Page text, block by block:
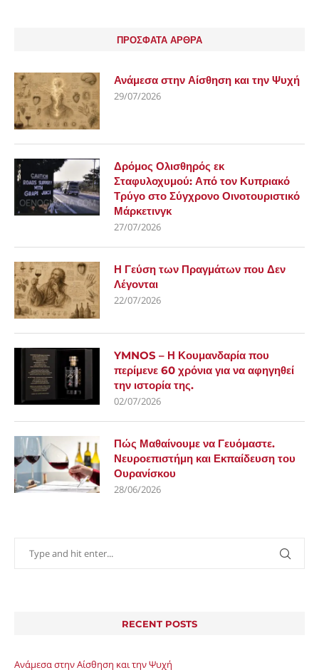
ΠΡΟΣΦΑΤΑ ΑΡΘΡΑ
Ανάμεσα στην Αίσθηση και την Ψυχή
29/07/2026
Δρόμος Ολισθηρός εκ
Σταφυλοχυμού: Από τον Κυπριακό
Τρύγο στο Σύγχρονο Οινοτουριστικό
Μάρκετινγκ
27/07/2026
Η Γεύση των Πραγμάτων που Δεν
Λέγονται
22/07/2026
YMNOS – Η Κουμανδαρία που
περίμενε 60 χρόνια για να αφηγηθεί
την ιστορία της.
02/07/2026
Πώς Μαθαίνουμε να Γευόμαστε.
Νευροεπιστήμη και Εκπαίδευση του
Ουρανίσκου
28/06/2026
RECENT POSTS
Ανάμεσα στην Αίσθηση και την Ψυχή